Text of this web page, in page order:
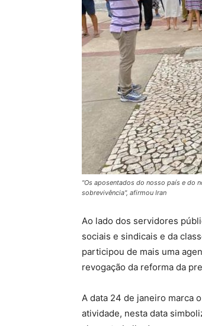
"Os aposentados do nosso país e do
sobrevivência", afirmou Iran
Ao lado dos servidores
sociais e sindicais e da
participou de mais uma
revogação da reforma da
A data 24 de janeiro marca
atividade, nesta data